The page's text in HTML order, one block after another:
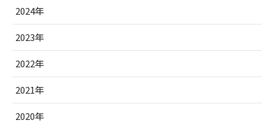
2024年
2023年
2022年
2021年
2020年